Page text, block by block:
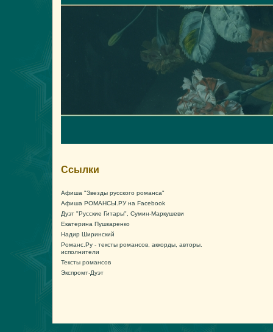
Ссылки
Афиша "Звезды русского романса"
Афиша РОМАНСЫ.РУ на Facebook
Дуэт "Русские Гитары", Сумин-Маркушеви
Екатерина Пушкаренко
Надир Ширинский
Романс.Ру - тексты романсов, аккорды, авторы.
исполнители
Тексты романсов
Экспромт-Дуэт